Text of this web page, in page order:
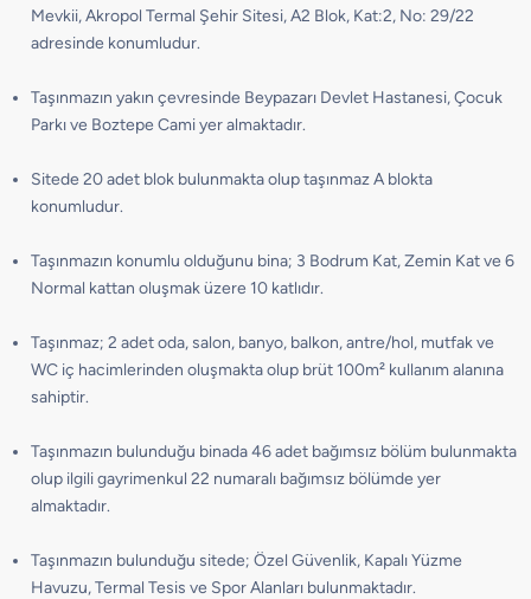
Mevkii, Akropol Termal Şehir Sitesi, A2 Blok, Kat:2, No: 29/22
adresinde konumludur.
Taşınmazın yakın çevresinde Beypazarı Devlet Hastanesi, Çocuk
Parkı ve Boztepe Cami yer almaktadır.
Sitede 20 adet blok bulunmakta olup taşınmaz A blokta
konumludur.
Taşınmazın konumlu olduğunu bina; 3 Bodrum Kat, Zemin Kat ve 6
Normal kattan oluşmak üzere 10 katlıdır.
Taşınmaz; 2 adet oda, salon, banyo, balkon, antre/hol, mutfak ve
WC iç hacimlerinden oluşmakta olup brüt 100m² kullanım alanına
sahiptir.
Taşınmazın bulunduğu binada 46 adet bağımsız bölüm bulunmakta
olup ilgili gayrimenkul 22 numaralı bağımsız bölümde yer
almaktadır.
Taşınmazın bulunduğu sitede; Özel Güvenlik, Kapalı Yüzme
Havuzu, Termal Tesis ve Spor Alanları bulunmaktadır.